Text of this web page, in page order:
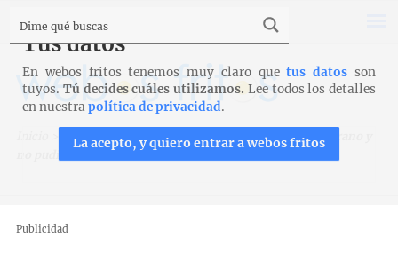
Recopilaciones
Lo que hemos publicado este verano y
Publicidad
Tus datos
En webos fritos tenemos muy claro quetus datos son
tuyos. Tú decides cuáles utilizamos. Lee todos los detalles
en nuestrapolítica de privacidad.
La acepto, y quiero entrar a webos fritos